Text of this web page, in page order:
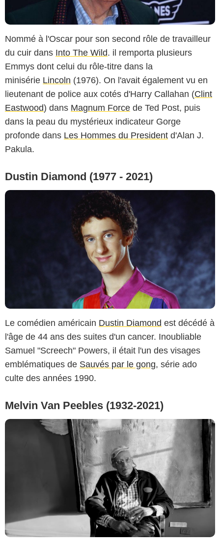
Nommé à l'Oscar pour son second rôle de travailleur
du cuir dans Into The Wild. il remporta plusieurs
Emmys dont celui du rôle-titre dans la
minisérie Lincoln (1976). On l'avait également vu en
lieutenant de police aux cotés d'Harry Callahan (Clint
Eastwood) dans Magnum Force de Ted Post, puis
dans la peau du mystérieux indicateur Gorge
profonde dans Les Hommes du President d'Alan J.
Pakula.
Dustin Diamond (1977 - 2021)
Le comédien américain Dustin Diamond est décédé à
l'âge de 44 ans des suites d'un cancer. Inoubliable
Samuel "Screech" Powers, il était l'un des visages
emblématiques de Sauvés par le gong, série ado
culte des années 1990.
Melvin Van Peebles (1932-2021)